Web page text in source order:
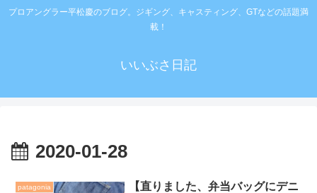
プロアングラー平松慶のブログ。ジギング、キャスティング、GTなどの話題満
載！
いいぶさ日記
2020-01-28
patagonia
【直りました、弁当バッグにデニ